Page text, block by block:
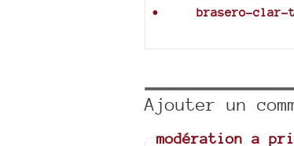
brasero-clar-
Ajouter un
modération a